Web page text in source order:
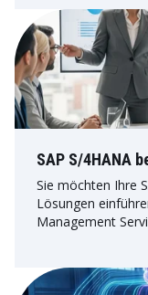
SAP S/4HANA
Sie möchten Ihre
Lösungen
Management